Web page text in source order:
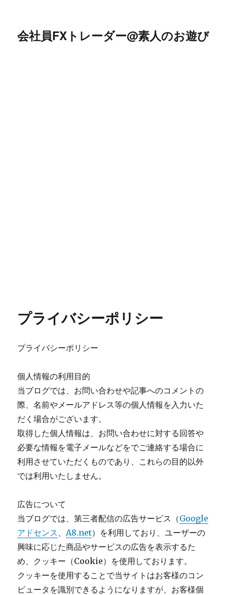
会社員FXトレーダー@素人のお遊び
プライバシーポリシー
プライバシーポリシー
個人情報の利用目的
当ブログでは、お問い合わせや記事へのコメントの
際、名前やメールアドレス等の個人情報を入力いた
だく場合がございます。
取得した個人情報は、お問い合わせに対する回答や
必要な情報を電子メールなどをでご連絡する場合に
利用させていただくものであり、これらの目的以外
では利用いたしません。
広告について
当ブログでは、第三者配信の広告サービス（Google
アドセンス 、A8.net）を利用しており、ユーザーの
興味に応じた商品やサービスの広告を表示するた
め、クッキー（Cookie）を使用しております。
クッキーを使用することで当サイトはお客様のコン
ピュータを識別できるようになりますが、お客様個